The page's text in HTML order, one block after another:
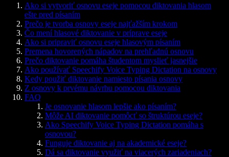
Ako si vytvoriť osnovu eseje pomocou diktovania hlasom
ešte pred písaním
Prečo je tvorba osnovy eseje najťažším krokom
Čo mení hlasové diktovanie v príprave eseje
Ako si pripraviť osnovu eseje hlasovým písaním
Premena hovorených nápadov na prehľadnú osnovu
Prečo diktovanie pomáha študentom myslieť jasnejšie
Ako používať Speechify Voice Typing Dictation na osnovy
Kedy použiť diktovanie namiesto písania osnovy
Z osnovy k prvému návrhu pomocou diktovania
FAQ
Je osnovanie hlasom lepšie ako písaním?
Môže AI diktovanie pomôcť so štruktúrou eseje?
Ako Speechify Voice Typing Dictation pomáha s
osnovou?
Funguje diktovanie aj na akademické eseje?
Dá sa diktovanie využiť na viacerých zariadeniach?